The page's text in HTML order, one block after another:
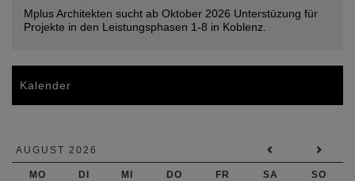
Mplus Architekten sucht ab Oktober 2026 Unterstüzung für
Projekte in den Leistungsphasen 1-8 in Koblenz.
Kalender
AUGUST 2026
MO DI MI DO FR SA SO